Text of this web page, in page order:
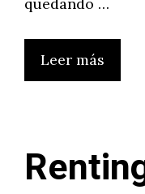
Leer más